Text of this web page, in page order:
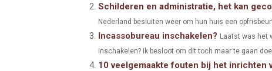
O O
Schilderen en administratie, het kan
Nederland besluiten weer om hun huis een
Incassobureau inschakelen? Laatst was het
inschakelen? Ik besloot om dit toch maar te gaan
10 veelgemaakte fouten bij het inrichten